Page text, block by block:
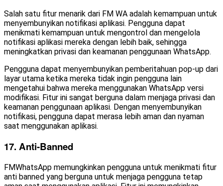
Salah satu fitur menarik dari FM WA adalah kemampuan untuk
menyembunyikan notifikasi aplikasi. Pengguna dapat
menikmati kemampuan untuk mengontrol dan mengelola
notifikasi aplikasi mereka dengan lebih baik, sehingga
meningkatkan privasi dan keamanan penggunaan WhatsApp.
Pengguna dapat menyembunyikan pemberitahuan pop-up dari
layar utama ketika mereka tidak ingin pengguna lain
mengetahui bahwa mereka menggunakan WhatsApp versi
modifikasi. Fitur ini sangat berguna dalam menjaga privasi dan
keamanan penggunaan aplikasi. Dengan menyembunyikan
notifikasi, pengguna dapat merasa lebih aman dan nyaman
saat menggunakan aplikasi.
17. Anti-Banned
FMWhatsApp memungkinkan pengguna untuk menikmati fitur
anti banned yang berguna untuk menjaga pengguna tetap